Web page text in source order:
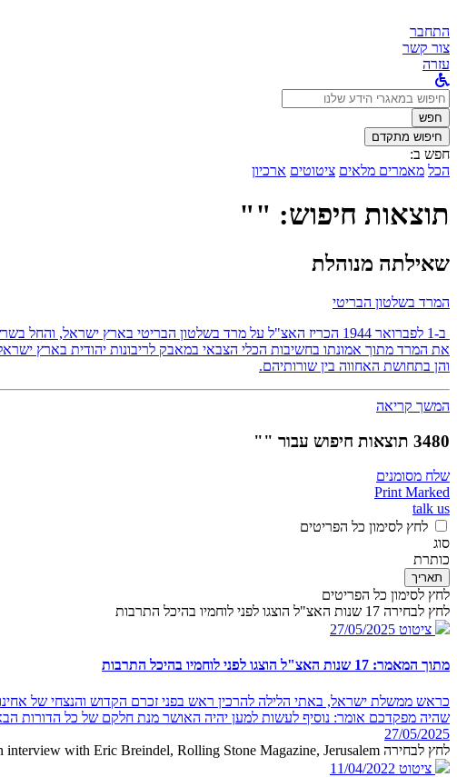
התחבר
צור קשר
עזרה
לחפש
ב:חפש
חיפוש מתקדם
חפש ב:
הכל מאמרים מלאים ציטוטים ארכיון
תוצאות חיפוש: ""
שאילתה מנוהלת
המרד בשלטון הבריטי
ב-1 לפברואר 1944 הכריז האצ"ל על מרד בשלטון הבריטי בארץ
את המרד מתוך אמונתו בחשיבות הכלי הצבאי במאבק לריבונות יהודית בארץ
והן בתחושת האחווה בין שורותיהם.
המשך קריאה
3480 תוצאות חיפוש עבור ""
שלח מסומנים
Print Marked
talk us
לחץ לסימון כל הפריטים
סוג
כותרת
תאריך
לחץ לסימון כל הפריטים
לחץ לבחירה 17 שנות האצ"ל הוצגו לפני לוחמיו בהיכל התרבות
ציטוט 27/05/2025
מתוך המאמר: 17 שנות האצ"ל הוצגו לפני לוחמיו בהיכל התרבות
כראש ממשלת ישראל, באתי הלילה להרכין ראש בפני זכרם הקדוש והנצחי של
שהיה מפקדכם אומר: נוסיף לעשות למען יהיה האושר מנת חלקם של כל הדורות
27/05/2025
לחץ לבחירה PM Begin in an interview with Eric Breindel, Rolling Stone Magazine, Jerusalem
ציטוט 11/04/2022